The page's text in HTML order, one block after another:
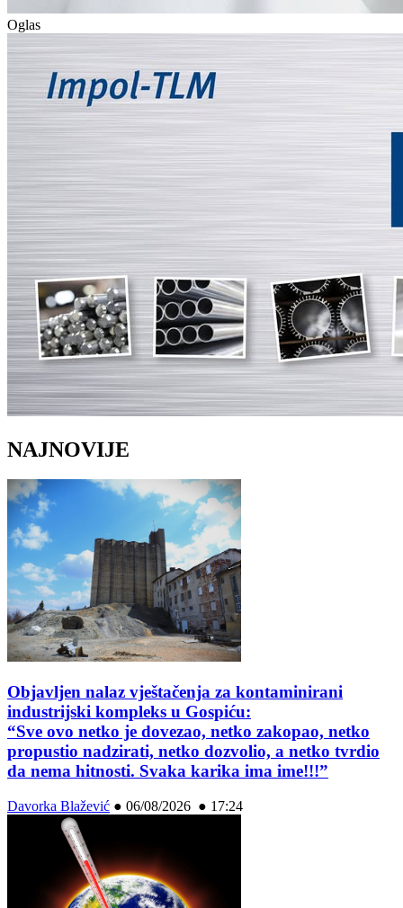
Oglas
NAJNOVIJE
Objavljen nalaz vještačenja za kontaminirani
industrijski kompleks u Gospiću:
“Sve ovo netko je dovezao, netko zakopao, netko
propustio nadzirati, netko dozvolio, a netko tvrdio
da nema hitnosti. Svaka karika ima ime!!!”
Davorka Blažević ● 06/08/2026 ● 17:24